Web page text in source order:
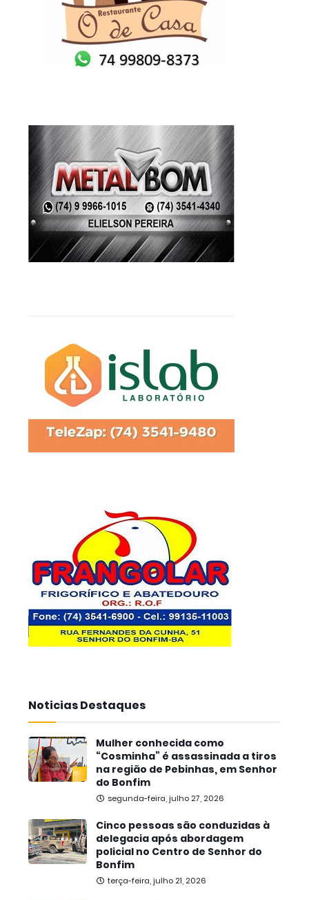
Noticias Destaques
Mulher conhecida como
“Cosminha” é assassinada a tiros
na região de Pebinhas, em Senhor
do Bonfim
segunda-feira, julho 27, 2026
Cinco pessoas são conduzidas à
delegacia após abordagem
policial no Centro de Senhor do
Bonfim
terça-feira, julho 21, 2026